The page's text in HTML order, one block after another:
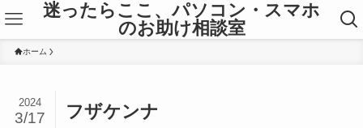
迷ったらここ、パソコン・スマホ
のお助け相談室
ホーム
フザケンナ
2024
3/17